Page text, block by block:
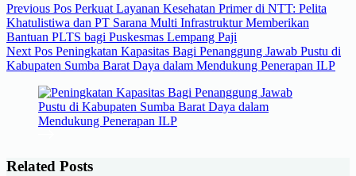
Previous Pos Perkuat Layanan Kesehatan Primer di NTT: Pelita
Khatulistiwa dan PT Sarana Multi Infrastruktur Memberikan
Bantuan PLTS bagi Puskesmas Lempang Paji
Next Pos Peningkatan Kapasitas Bagi Penanggung Jawab Pustu di
Kabupaten Sumba Barat Daya dalam Mendukung Penerapan ILP
Related Posts